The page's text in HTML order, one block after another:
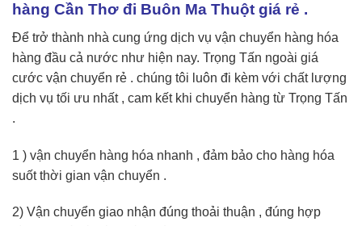
hàng Cần Thơ đi Buôn Ma Thuột giá rẻ .
Để trở thành nhà cung ứng dịch vụ vận chuyển hàng hóa
hàng đầu cả nước như hiện nay. Trọng Tấn ngoài giá
cước vận chuyển rẻ . chúng tôi luôn đi kèm với chất lượng
dịch vụ tối ưu nhất , cam kết khi chuyển hàng từ Trọng Tấn
.
1 ) vận chuyển hàng hóa nhanh , đảm bảo cho hàng hóa
suốt thời gian vận chuyển .
2) Vận chuyển giao nhận đúng thoải thuận , đúng hợp